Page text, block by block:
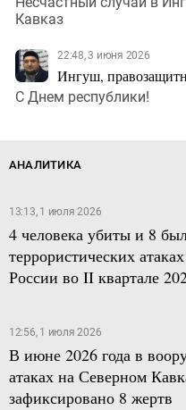
Кавказ
22:48, 3 июня 2026
Ингуш,
С Днем республики!
АНАЛИТИКА
13:13, 1 июля 2026
4 человека убиты и 8
террористических
России во II квартале
12:56, 1 июля 2026
В июне 2026 года в
атаках на Северном
зафиксировано 8 жертв